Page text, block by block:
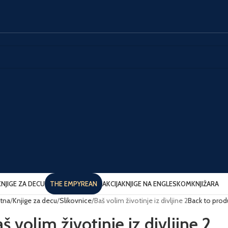
ZA DECU THE EMPYREAN AKCIJAKNJIGE NA ENGLESKOMKNJIŽARA
Knjige za decu Slikovnice Baš volim životinje iz divljine 2Back to